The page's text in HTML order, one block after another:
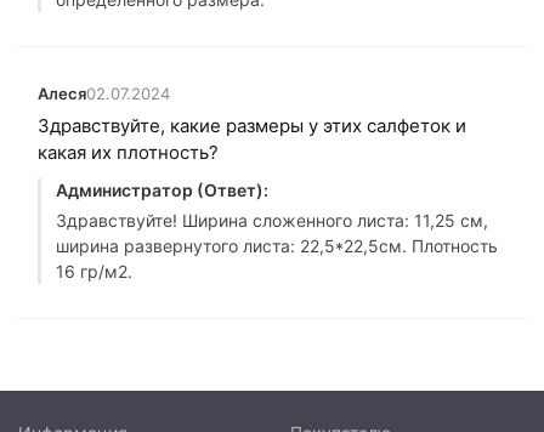
Алеся02.07.2024
Здравствуйте, какие размеры у этих салфеток и
какая их плотность?
Администратор (Ответ):
Здравствуйте! Ширина сложенного листа: 11,25 см,
ширина развернутого листа: 22,5*22,5см. Плотность
16 гр/м2.